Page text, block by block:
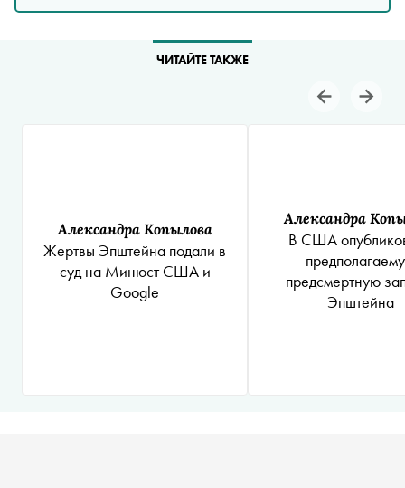
ЧИТАЙТЕ ТАКЖЕ
Александра Копылова
Жертвы Эпштейна подали в
суд на Минюст США и
Google
Александра
В США
предсмертную
Эпштейна